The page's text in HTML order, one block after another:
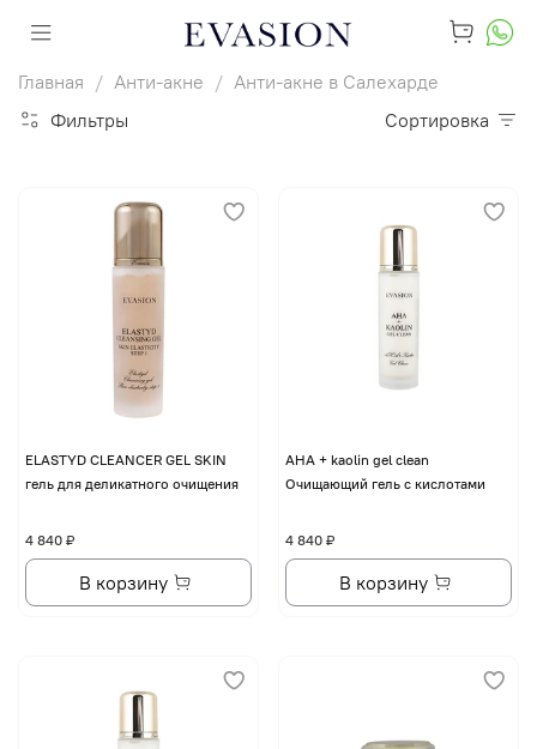
Главная Анти-акне
Анти-акне в Салехарде
Фильтры
Сортировка
ELASTYD CLEANCER GEL SKIN
гель для деликатного очищения
4 840 ₽
В корзину
AHA + kaolin gel clean
Очищающий гель с кислотами
4 840 ₽
В корзину